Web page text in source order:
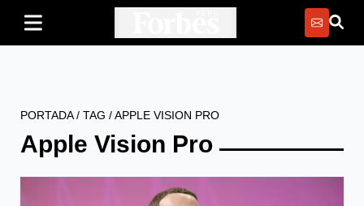
PORTADA/ TAG /APPLE VISION PRO
Apple Vision Pro